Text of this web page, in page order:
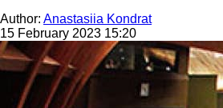
Author: Anastasiia Kondrat
15 February 2023 15:20